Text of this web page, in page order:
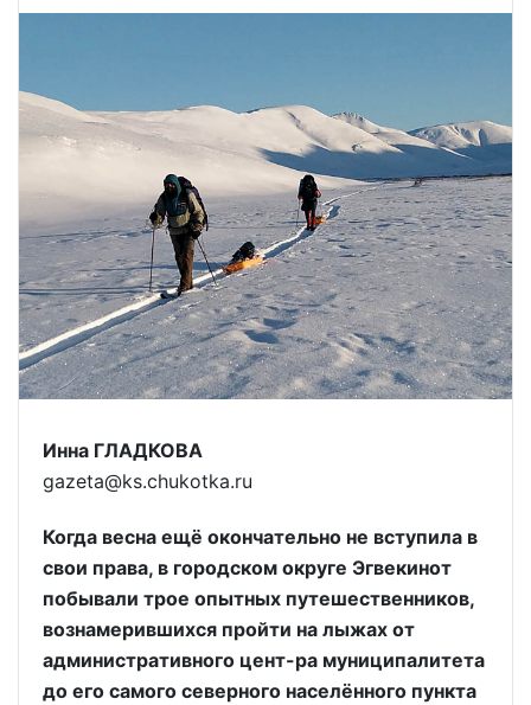
Инна ГЛАДКОВА
gazeta@ks.chukotka.ru
Когда весна ещё окончательно не вступила в
свои права, в городском округе Эгвекинот
побывали трое опытных путешественников,
вознамерившихся пройти на лыжах от
административного цент-ра муниципалитета
до его самого северного населённого пункта